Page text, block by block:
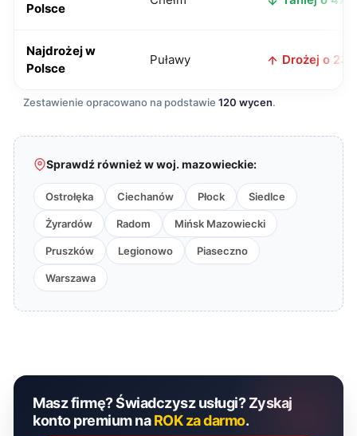
Polsce
Najdrożej w
Polsce
Puławy Drożej o 23
Zestawienie opracowano na podstawie 120 wycen.
Sprawdź również w woj. mazowieckie:
Ostrołęka Ciechanów Płock Siedlce
Żyrardów Radom Mińsk Mazowiecki
Pruszków Legionowo Piaseczno
Warszawa
Masz firmę? Świadczysz usługi? Zyskaj
konto premium naROK za darmo.